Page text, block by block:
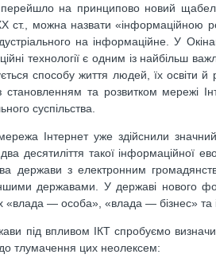
перейшло на принципово новий
ст., можна назвати «інформаційною
на інформаційне. У
технології є одним із найбільш
способу життя людей, їх освіти
становленням та розвитком мережі
суспільства.
мережа Інтернет уже здійснили
десятиліття такої інформаційної
держави з електронним
державами. У державі нового
«влада — особа», «влада — бізнес» та
під впливом ІКТ спробуємо
тлумачення цих неолексем: